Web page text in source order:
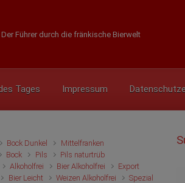
Der Führer durch die fränkische Bierwelt
Tages Impressum
Bock Dunkel
Mittelfranken
Bock Pils
Pils naturtrüb
Alkoholfrei Bier Alkoholfrei
Export
Bier Leicht Weizen Alkoholfrei
Spezial